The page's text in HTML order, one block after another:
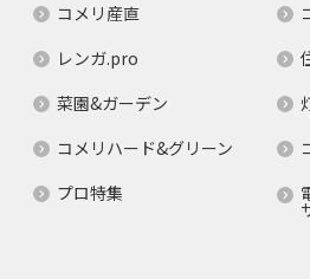
コメリ産直
レンガ.pro
菜園&ガーデン
コメリハード&グリーン
プロ特集